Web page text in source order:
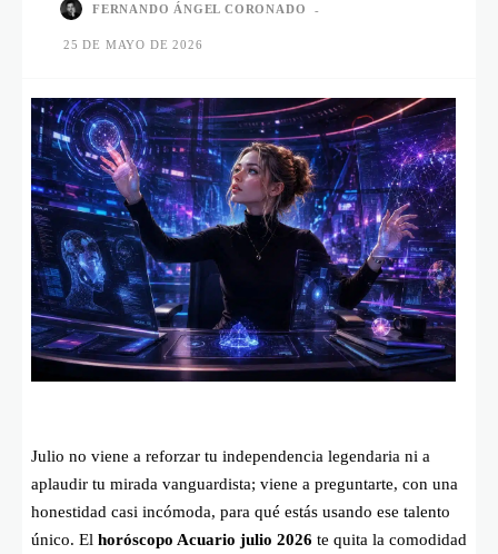
FERNANDO ÁNGEL CORONADO -
25 DE MAYO DE 2026
Julio no viene a reforzar tu independencia legendaria ni a
aplaudir tu mirada vanguardista; viene a preguntarte, con una
honestidad casi incómoda, para qué estás usando ese talento
único. El horóscopo Acuario julio 2026 te quita la comodidad